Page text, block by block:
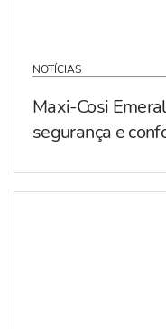
NOTÍCIAS
Maxi-Cosi
segurança e